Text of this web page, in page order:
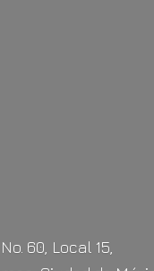
60, Local 15,